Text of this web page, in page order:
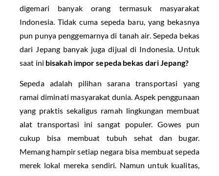
digemari banyak orang termasuk masyarakat
Indonesia. Tidak cuma sepeda baru, yang bekasnya
pun punya penggemarnya di tanah air. Sepeda bekas
dari Jepang banyak juga dijual di Indonesia. Untuk
saat ini bisakah impor sepeda bekas dari Jepang?
Sepeda adalah pilihan sarana transportasi yang
ramai diminati masyarakat dunia. Aspek penggunaan
yang praktis sekaligus ramah lingkungan membuat
alat transportasi ini sangat populer. Gowes pun
cukup bisa membuat tubuh sehat dan bugar.
Memang hampir setiap negara bisa membuat sepeda
merek lokal mereka sendiri. Namun untuk kualitas,